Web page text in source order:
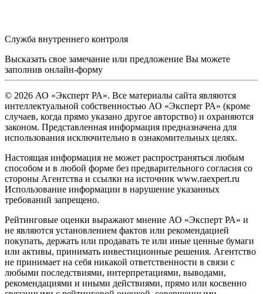
Служба внутреннего контроля
Высказать свое замечание или предложение Вы можете
заполнив онлайн-форму
© 2026 АО «Эксперт РА». Все материалы сайта являются
интеллектуальной собственностью АО «Эксперт РА» (кроме
случаев, когда прямо указано другое авторство) и охраняются
законом. Представленная информация предназначена для
использования исключительно в ознакомительных целях.
Настоящая информация не может распространяться любым
способом и в любой форме без предварительного согласия со
стороны Агентства и ссылки на источник www.raexpert.ru
Использование информации в нарушение указанных
требований запрещено.
Рейтинговые оценки выражают мнение АО «Эксперт РА» и
не являются установлением фактов или рекомендацией
покупать, держать или продавать те или иные ценные бумаги
или активы, принимать инвестиционные решения. Агентство
не принимает на себя никакой ответственности в связи с
любыми последствиями, интерпретациями, выводами,
рекомендациями и иными действиями, прямо или косвенно